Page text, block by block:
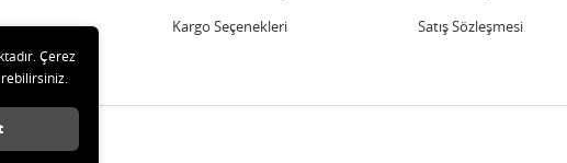
Kargo Seçenekleri
Satış Sözleşmesi
saklıdır.
Çerez